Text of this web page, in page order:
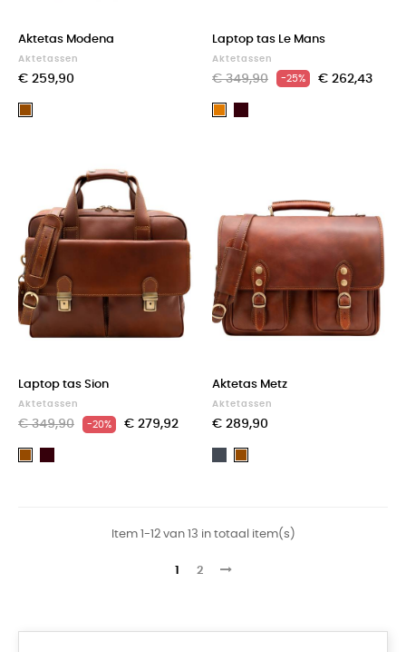
Aktetas Modena
Aktetassen
€ 259,90
Laptop tas Le Mans
Aktetassen
€ 349,90 -25% € 262,43
Laptop tas Sion
Aktetassen
€ 349,90 -20% € 279,92
Aktetas Metz
Aktetassen
€ 289,90
Item 1-12 van 13 in totaal item(s)
1 2